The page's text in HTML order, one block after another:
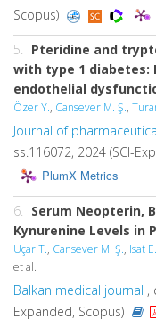
Scopus)
5. Pteridine and
with type 1 diabetes:
endothelial
Özer Y., Cansever M. Ş.,
Journal of
ss.116072, 2024 (SCI-
PlumX Metrics
6. Serum Neopterin,
Kynurenine Levels in
Uçar T., Cansever M. Ş., Isat E.
et al.
Balkan medical journal ,
Expanded, Scopus)